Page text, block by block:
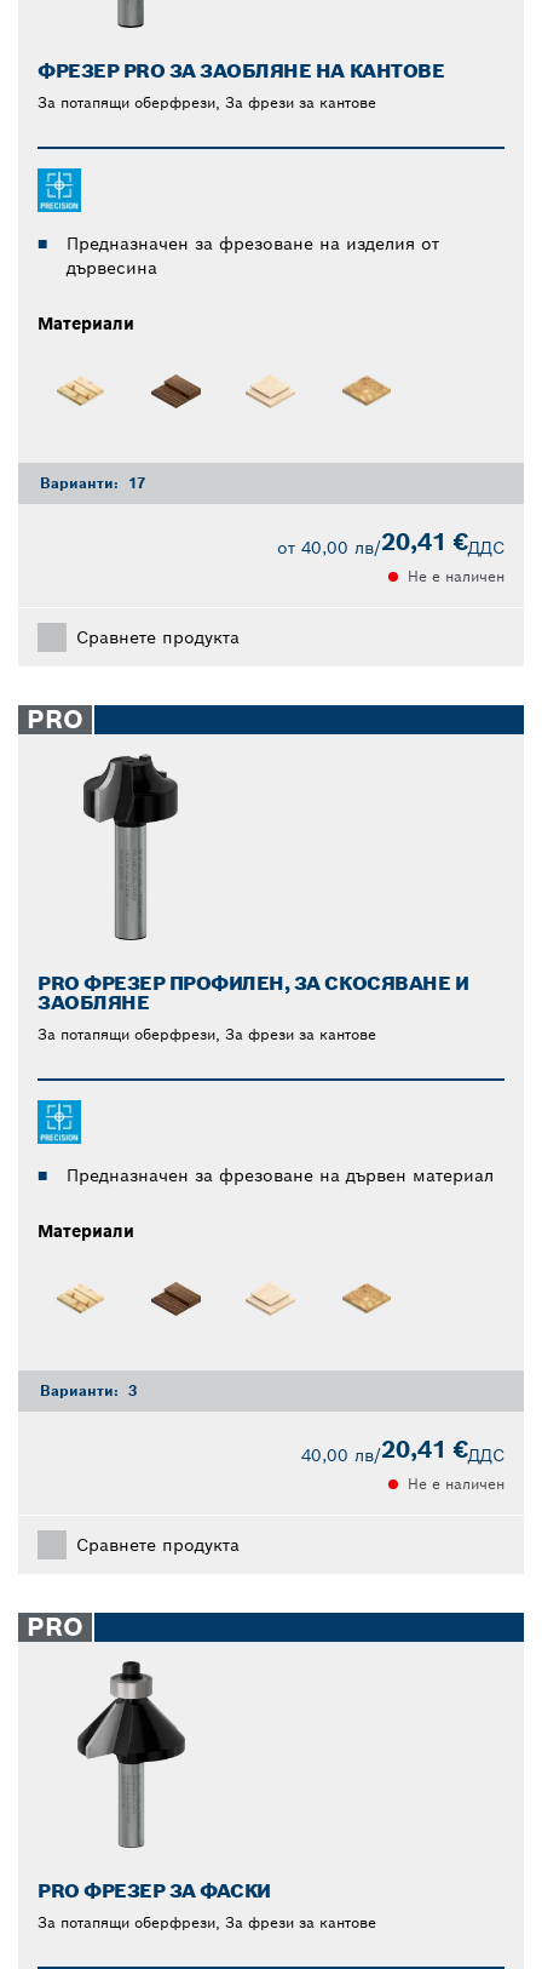
ФРЕЗЕР PRO ЗА ЗАОБЛЯНЕ НА КАНТОВЕ
За потапящи оберфрези, За фрези за кантове
Предназначен за фрезоване на изделия от
дървесина
Материали
Варианти: 17
от 40,00 лв/20,41 €ДДС
Не е наличен
Сравнете продукта
PRO
PRO ФРЕЗЕР ПРОФИЛЕН, ЗА СКОСЯВАНЕ И
ЗАОБЛЯНЕ
За потапящи оберфрези, За фрези за кантове
Предназначен за фрезоване на дървен материал
Материали
Варианти: 3
40,00 лв/20,41 €ДДС
Не е наличен
Сравнете продукта
PRO
PRO ФРЕЗЕР ЗА ФАСКИ
За потапящи оберфрези, За фрези за кантове